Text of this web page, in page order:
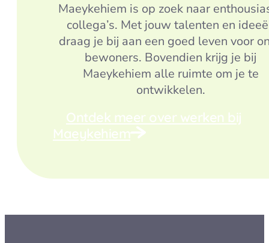
Maeykehiem is op zoek naar
collega’s. Met jouw talenten en
draag je bij aan een goed leven voor
bewoners. Bovendien krijg je bij
Maeykehiem alle ruimte om je te
ontwikkelen.
Ontdek meer over werken bij
Maeykehiem